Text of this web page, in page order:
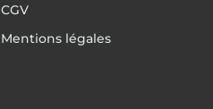
CGV
Mentions légales